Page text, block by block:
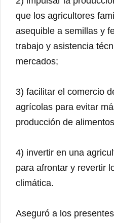
que los agricultores
asequible a semillas y
trabajo y asistencia
mercados;
3) facilitar el comercio
agrícolas para evitar
producción de
4) invertir en una
para afrontar y revertir
climática.
Aseguró a los